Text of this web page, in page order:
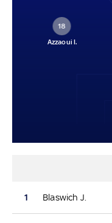
18
Azzaoui I.
1 Blaswich J.